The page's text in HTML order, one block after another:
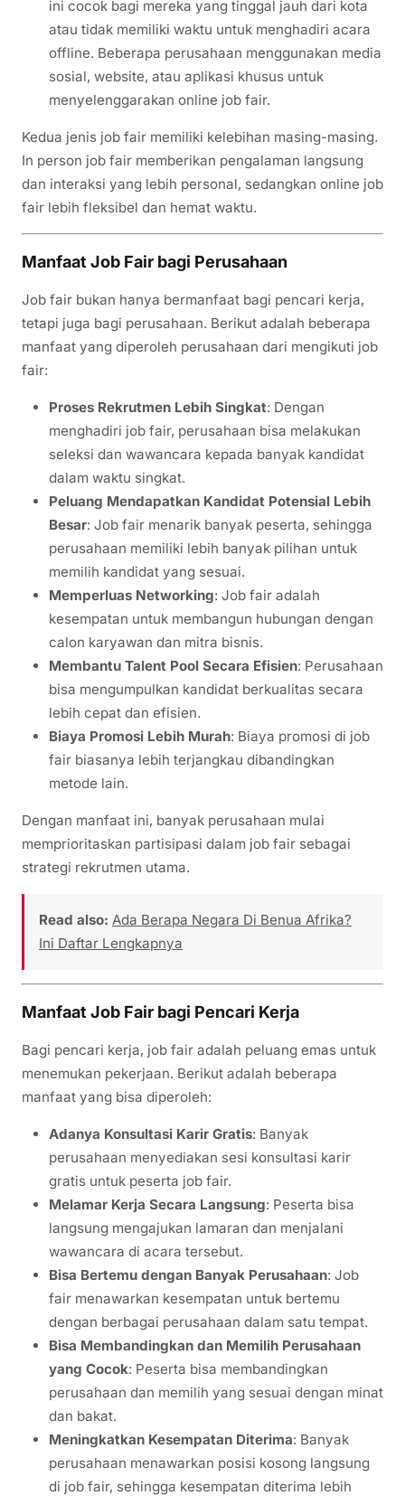
ini cocok bagi mereka yang tinggal jauh dari kota
atau tidak memiliki waktu untuk menghadiri acara
offline. Beberapa perusahaan menggunakan media
sosial, website, atau aplikasi khusus untuk
menyelenggarakan online job fair.
Kedua jenis job fair memiliki kelebihan masing-masing.
In person job fair memberikan pengalaman langsung
dan interaksi yang lebih personal, sedangkan online job
fair lebih fleksibel dan hemat waktu.
Manfaat Job Fair bagi Perusahaan
Job fair bukan hanya bermanfaat bagi pencari kerja,
tetapi juga bagi perusahaan. Berikut adalah beberapa
manfaat yang diperoleh perusahaan dari mengikuti job
fair:
Proses Rekrutmen Lebih Singkat: Dengan
menghadiri job fair, perusahaan bisa melakukan
seleksi dan wawancara kepada banyak kandidat
dalam waktu singkat.
Peluang Mendapatkan Kandidat Potensial Lebih
Besar: Job fair menarik banyak peserta, sehingga
perusahaan memiliki lebih banyak pilihan untuk
memilih kandidat yang sesuai.
Memperluas Networking: Job fair adalah
kesempatan untuk membangun hubungan dengan
calon karyawan dan mitra bisnis.
Membantu Talent Pool Secara Efisien: Perusahaan
bisa mengumpulkan kandidat berkualitas secara
lebih cepat dan efisien.
Biaya Promosi Lebih Murah: Biaya promosi di job
fair biasanya lebih terjangkau dibandingkan
metode lain.
Dengan manfaat ini, banyak perusahaan mulai
memprioritaskan partisipasi dalam job fair sebagai
strategi rekrutmen utama.
Read also: Ada Berapa Negara Di Benua Afrika?
Ini Daftar Lengkapnya
Manfaat Job Fair bagi Pencari Kerja
Bagi pencari kerja, job fair adalah peluang emas untuk
menemukan pekerjaan. Berikut adalah beberapa
manfaat yang bisa diperoleh:
Adanya Konsultasi Karir Gratis: Banyak
perusahaan menyediakan sesi konsultasi karir
gratis untuk peserta job fair.
Melamar Kerja Secara Langsung: Peserta bisa
langsung mengajukan lamaran dan menjalani
wawancara di acara tersebut.
Bisa Bertemu dengan Banyak Perusahaan: Job
fair menawarkan kesempatan untuk bertemu
dengan berbagai perusahaan dalam satu tempat.
Bisa Membandingkan dan Memilih Perusahaan
yang Cocok: Peserta bisa membandingkan
perusahaan dan memilih yang sesuai dengan minat
dan bakat.
Meningkatkan Kesempatan Diterima: Banyak
perusahaan menawarkan posisi kosong langsung
di job fair, sehingga kesempatan diterima lebih